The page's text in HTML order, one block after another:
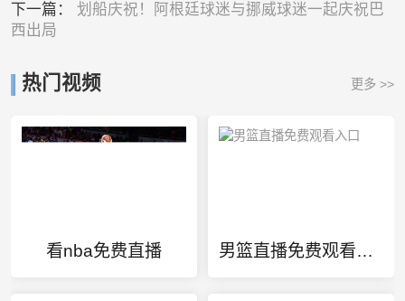
下一篇： 划船庆祝！阿根廷球迷与挪威球迷一起庆祝巴
西出局
热门视频 更多 >>
看nba免费直播 男篮直播免费观看入口